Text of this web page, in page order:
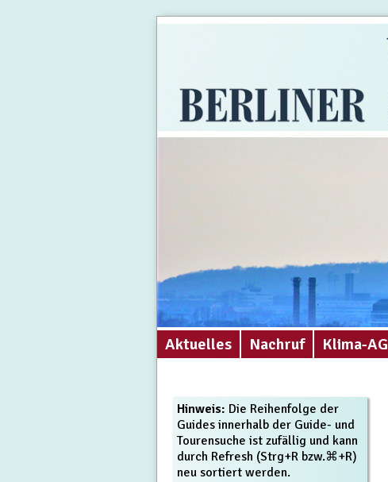
Aktuelles Nachruf Klima-AG
Hinweis: Die Reihenfolge der
Guides innerhalb der Guide- und
Tourensuche ist zufällig und kann
durch Refresh (Strg+R bzw.⌘+R)
neu sortiert werden.